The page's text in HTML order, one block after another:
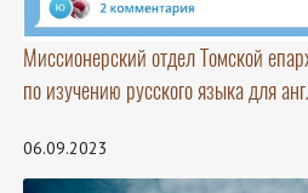
Миссионерский отдел Томской
по изучению русского языка для
06.09.2023